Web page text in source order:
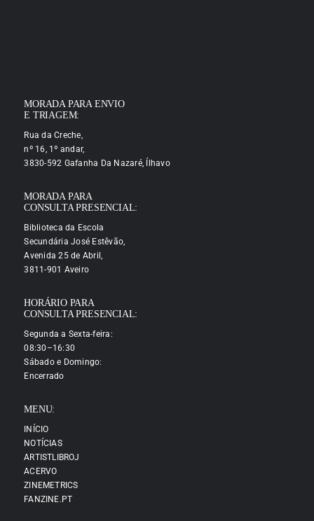
MORADA PARA ENVIO
E TRIAGEM:
Rua da Creche,
nº 16, 1º andar,
3830-592 Gafanha Da Nazaré, Ílhavo
MORADA PARA
CONSULTA PRESENCIAL:
Biblioteca da Escola
Secundária José Estêvão,
Avenida 25 de Abril,
3811-901 Aveiro
HORÁRIO PARA
CONSULTA PRESENCIAL:
Segunda a Sexta-feira:
08:30–16:30
Sábado e Domingo:
Encerrado
MENU:
INÍCIO
NOTÍCIAS
ARTISTLIBROJ
ACERVO
ZINEMETRICS
FANZINE.PT